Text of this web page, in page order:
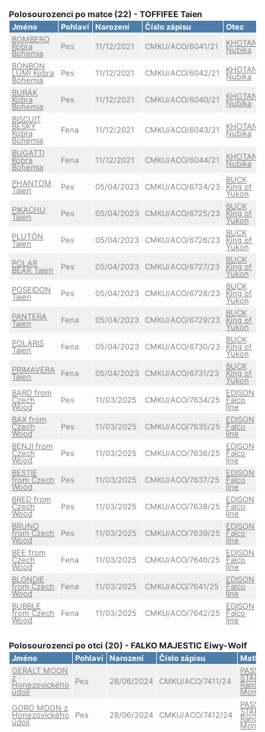
Polosourozenci po matce (22) - TOFFIFEE Taien
Jméno Pohlaví Narození Číslo zápisu Otec
BOMBERO
Kobra
Bohemia
Pes 11/12/2021 CMKU/ACO/6041/21 KHOTAN
Nubika
BONBON
LUMI Kobra
Bohemia
Pes 11/12/2021 CMKU/ACO/6042/21 KHOTAN
Nubika
BURÁK
Kobra
Bohemia
Pes 11/12/2021 CMKU/ACO/6040/21 KHOTAN
Nubika
BISCUIT
BESKY
Kobra
Bohemia
Fena 11/12/2021 CMKU/ACO/6043/21 KHOTAN
Nubika
BUGATTI
Kobra
Bohemia
Fena 11/12/2021 CMKU/ACO/6044/21 KHOTAN
Nubika
PHANTOM
Taien Pes 05/04/2023 CMKU/ACO/6724/23
BUCK
King of
Yukon
PIKACHU
Taien Pes 05/04/2023 CMKU/ACO/6725/23
BUCK
King of
Yukon
PLUTÓN
Taien Pes 05/04/2023 CMKU/ACO/6726/23
BUCK
King of
Yukon
POLAR
BEAR Taien Pes 05/04/2023 CMKU/ACO/6727/23
BUCK
King of
Yukon
POSEIDON
Taien Pes 05/04/2023 CMKU/ACO/6728/23
BUCK
King of
Yukon
PANTERA
Taien Fena 05/04/2023 CMKU/ACO/6729/23
BUCK
King of
Yukon
POLARIS
Taien Fena 05/04/2023 CMKU/ACO/6730/23
BUCK
King of
Yukon
PRIMAVERA
Taien Fena 05/04/2023 CMKU/ACO/6731/23
BUCK
King of
Yukon
BARD from
Czech
Wood
Pes 11/03/2025 CMKU/ACO/7634/25
EDISON
Falco
line
BAX from
Czech
Wood
Pes 11/03/2025 CMKU/ACO/7635/25
EDISON
Falco
line
BENJI from
Czech
Wood
Pes 11/03/2025 CMKU/ACO/7636/25
EDISON
Falco
line
BESTIE
from Czech
Wood
Pes 11/03/2025 CMKU/ACO/7637/25
EDISON
Falco
line
BRED from
Czech
Wood
Pes 11/03/2025 CMKU/ACO/7638/25
EDISON
Falco
line
BRUNO
from Czech
Wood
Pes 11/03/2025 CMKU/ACO/7639/25
EDISON
Falco
line
BEE from
Czech
Wood
Fena 11/03/2025 CMKU/ACO/7640/25
EDISON
Falco
line
BLONDIE
from Czech
Wood
Fena 11/03/2025 CMKU/ACO/7641/25
EDISON
Falco
line
BUBBLE
from Czech
Wood
Fena 11/03/2025 CMKU/ACO/7642/25
EDISON
Falco
line
Polosourozenci po otci (20) - FALKO MAJESTIC Eiwy-Wolf
Jméno Pohlaví Narození Číslo zápisu
Matka
GERALT MOON
z
Honezovického
údolí
Pes 28/06/2024 CMKU/ACO/7411/24 STAR
Ranče
GORO MOON z
Honezovického
údolí
Pes 28/06/2024 CMKU/ACO/7412/24 STAR
Ranče